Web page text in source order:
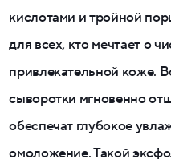
кислотами и тройной
для всех, кто мечтает о
привлекательной коже.
сыворотки мгновенно
обеспечат глубокое
омоложение. Такой